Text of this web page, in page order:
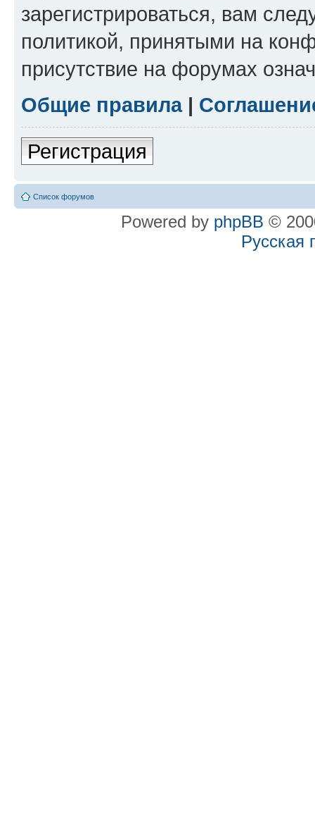
зарегистрироваться, вам
политикой, принятыми на
присутствие на форумах
Общие правила|
Регистрация
Список форумов
Powered by phpBB ©
Русская